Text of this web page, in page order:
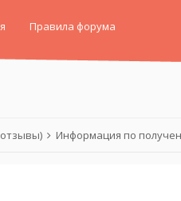
Правила форума
Информация по